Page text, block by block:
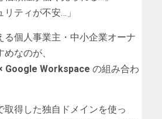
リティが不安…」
る個人事業主・中小企業オーナ
なのが、
Google Workspace の組み合わ
取得した独自ドメインを使っ